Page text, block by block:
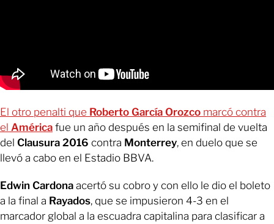
El otro penalti que Roberto García Orozco marcó contra
el América fue un año después en la semifinal de vuelta
del Clausura 2016 contra Monterrey, en duelo que se
llevó a cabo en el Estadio BBVA.
Edwin Cardona acertó su cobro y con ello le dio el boleto
a la final a Rayados, que se impusieron 4-3 en el
marcador global a la escuadra capitalina para clasificar a